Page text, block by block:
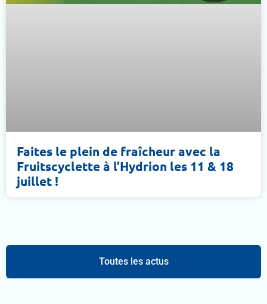
Faites le plein de fraîcheur avec la
Fruitscyclette à l’Hydrion les 11 & 18
juillet !
Toutes les actus